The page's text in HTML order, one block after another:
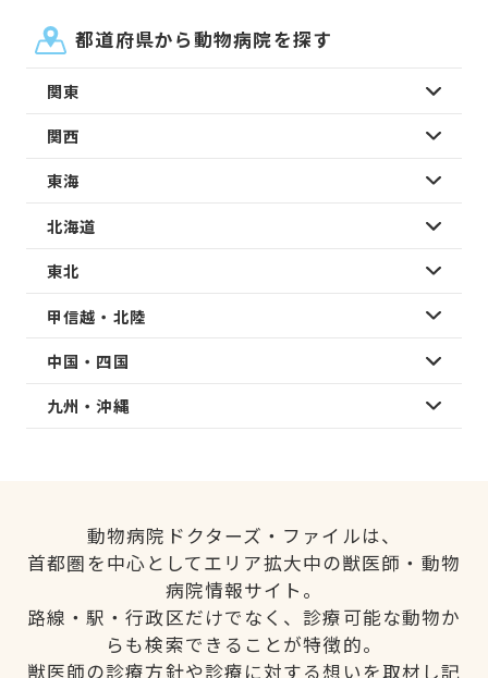
都道府県から動物病院を探す
関東
関西
東海
北海道
東北
甲信越・北陸
中国・四国
九州・沖縄
動物病院ドクターズ・ファイルは、
首都圏を中心としてエリア拡大中の獣医師・動物
病院情報サイト。
路線・駅・行政区だけでなく、診療可能な動物か
らも検索できることが特徴的。
獣医師の診療方針や診療に対する想いを取材し記